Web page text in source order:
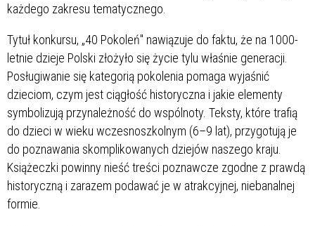
każdego zakresu tematycznego.
Tytuł konkursu, „40 Pokoleń" nawiązuje do faktu, że na 1000-
letnie dzieje Polski złożyło się życie tylu właśnie generacji.
Posługiwanie się kategorią pokolenia pomaga wyjaśnić
dzieciom, czym jest ciągłość historyczna i jakie elementy
symbolizują przynależność do wspólnoty. Teksty, które trafią
do dzieci w wieku wczesnoszkolnym (6–9 lat), przygotują je
do poznawania skomplikowanych dziejów naszego kraju.
Książeczki powinny nieść treści poznawcze zgodne z prawdą
historyczną i zarazem podawać je w atrakcyjnej, niebanalnej
formie.